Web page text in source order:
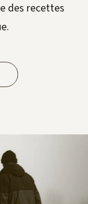
des recettes